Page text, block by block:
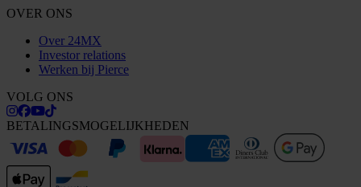
OVER ONS
Over 24MX
Investor relations
Werken bij Pierce
VOLG ONS
BETALINGSMOGELIJKHEDEN